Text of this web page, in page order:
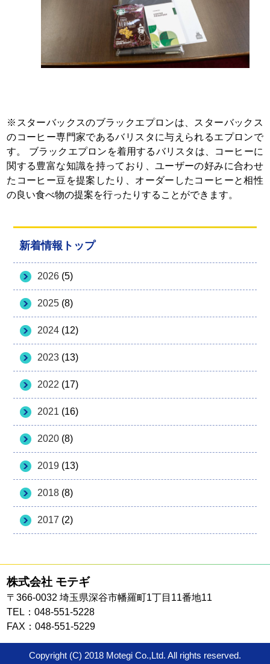
新着情報トップ
2026 (5)
2025 (8)
2024 (12)
2023 (13)
2022 (17)
2021 (16)
2020 (8)
2019 (13)
2018 (8)
2017 (2)
※スターバックスのブラックエプロンは、スターバックス
のコーヒー専門家であるバリスタに与えられるエプロンで
す。 ブラックエプロンを着用するバリスタは、コーヒーに
関する豊富な知識を持っており、ユーザーの好みに合わせ
たコーヒー豆を提案したり、オーダーしたコーヒーと相性
の良い食べ物の提案を行ったりすることができます。
株式会社 モテギ
〒366-0032 埼玉県深谷市幡羅町1丁目11番地11
TEL：048-551-5228
FAX：048-551-5229
Copyright (C) 2018 Motegi Co.,Ltd. All rights reserved.